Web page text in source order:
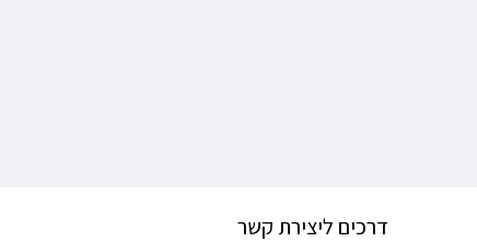
דרכים ליצירת קשר